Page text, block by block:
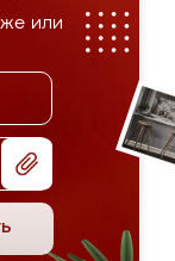
или